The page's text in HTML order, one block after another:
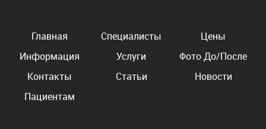
Главная Специалисты
Цены
Информация
Услуги
Фото До/После
Контакты
Статьи
Новости
Пациентам